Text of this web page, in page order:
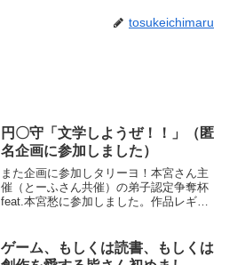
tosukeichimaru
円〇守「文学しようぜ！！」（匿
名企画に参加しました）
また企画に参加しタリーヨ！本宮さん主
催（とーふさん共催）の弟子認定争奪杯
feat.本宮愁に参加しました。作品レギュ
い』私の思う文学の形これについてはあ
まり迷わない。と...
ゲーム、もしくは読書、もしくは